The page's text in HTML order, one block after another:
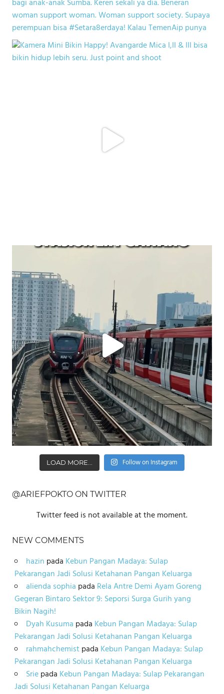
LOAD MORE... Follow on Instagram
@ARIEFPOKTO ON TWITTER
Twitter feed is not available at the moment.
NEW COMMENTS
hazin pada Kebun Pangan Madaya: Sulap
Pekarangan Jadi Solusi Ketahanan Pangan Keluarga
alienda sophia pada Rela Antre Demi Ayam Goreng
Gegeran Bintaro Sektor 9: Seporsi Surga Gurih yang
Bikin Nagih!
Dyah Kusuma pada Kebun Pangan Madaya: Sulap
Pekarangan Jadi Solusi Ketahanan Pangan Keluarga
rahmahchemistpada Kebun Pangan Madaya: Sulap
Pekarangan Jadi Solusi Ketahanan Pangan Keluarga
Sriepada Kebun Pangan Madaya: Sulap Pekarangan
Jadi Solusi Ketahanan Pangan Keluarga